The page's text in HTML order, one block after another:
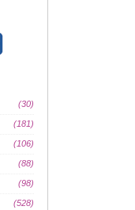
(30)
(181)
(106)
(88)
(98)
(528)